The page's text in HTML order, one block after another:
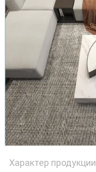
Характер продукции